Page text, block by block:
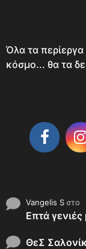
Όλα τα
κόσμο... θα τα
Vangelis Sστο
Επτά
ΘεΣ